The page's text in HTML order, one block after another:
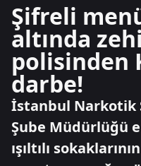
Şifreli
altında
polisinden
darbe!
İstanbul Narkotik
Şube Müdürlüğü
ışıltılı